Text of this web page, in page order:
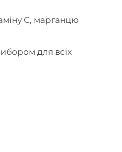
С, марганцю
для всіх